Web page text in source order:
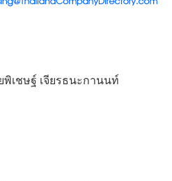
เชษฐ์ เจียรธนะกานนท์